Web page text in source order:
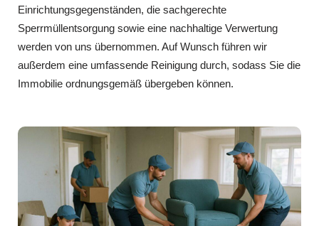
Einrichtungsgegenständen, die sachgerechte
Sperrmüllentsorgung sowie eine nachhaltige Verwertung
werden von uns übernommen. Auf Wunsch führen wir
außerdem eine umfassende Reinigung durch, sodass Sie die
Immobilie ordnungsgemäß übergeben können.